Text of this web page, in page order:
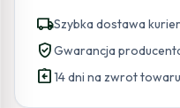
GARAŻOWY
(METAL)
B-
local_shippingSzybka dostawa
verified_userGwarancja
assignment_return14 dni na zwrot towaru